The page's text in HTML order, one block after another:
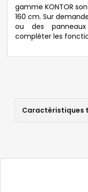
gamme KONTOR
160 cm. Sur
ou des
compléter les
Caractéristiques